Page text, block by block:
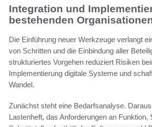
Integration und
bestehenden
Die Einführung neuer Werkzeuge verlangt
von Schritten und die Einbindung aller
strukturiertes Vorgehen reduziert Risiken
Implementierung digitale Systeme und
Wandel.
Zunächst steht eine Bedarfsanalyse.
Lastenheft, das Anforderungen an Funktion,